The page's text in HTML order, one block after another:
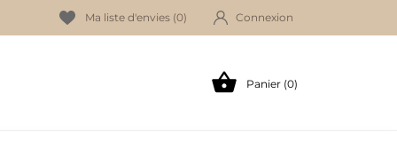
Ma liste d'envies (0) Connexion
 Panier (0)